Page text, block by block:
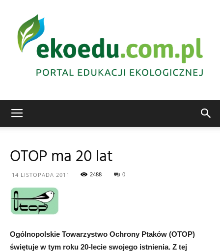
OTOP ma 20 lat
14 LISTOPADA 2011 2488 0
Ogólnopolskie Towarzystwo Ochrony Ptaków (OTOP)
świętuje w tym roku 20-lecie swojego istnienia. Z tej